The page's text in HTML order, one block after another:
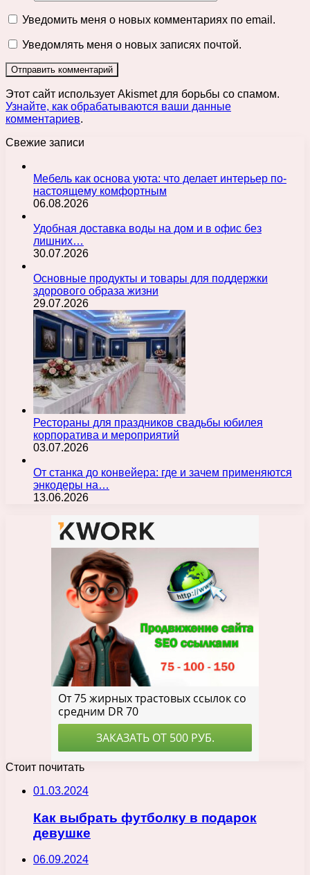
Уведомить меня о новых комментариях по email.
Уведомлять меня о новых записях почтой.
Этот сайт использует Akismet для борьбы со спамом.
Узнайте, как обрабатываются ваши данные
комментариев.
Свежие записи
Мебель как основа уюта: что делает интерьер по-
настоящему комфортным
06.08.2026
Удобная доставка воды на дом и в офис без
лишних…
30.07.2026
Основные продукты и товары для поддержки
здорового образа жизни
29.07.2026
Рестораны для праздников свадьбы юбилея
корпоратива и мероприятий
03.07.2026
От станка до конвейера: где и зачем применяются
энкодеры на…
13.06.2026
Стоит почитать
01.03.2024
Как выбрать футболку в подарок
девушке
06.09.2024